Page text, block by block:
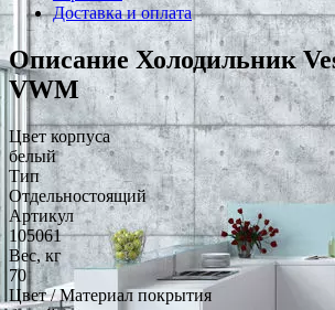
Доставка и оплата
Описание Холодильник
VWM
Цвет корпуса
белый
Тип
Отдельностоящий
Артикул
105061
Вес, кг
70
Цвет / Материал покрытия